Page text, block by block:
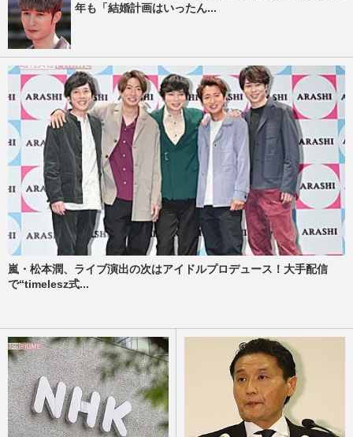
年も「結婚計画はいったん...
嵐・松本潤、ライブ演出の次はアイドルプロデュース！大手配信
で“timelesz式...